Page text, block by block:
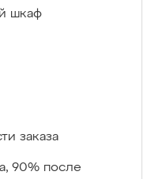
шкаф
заказа
90% после